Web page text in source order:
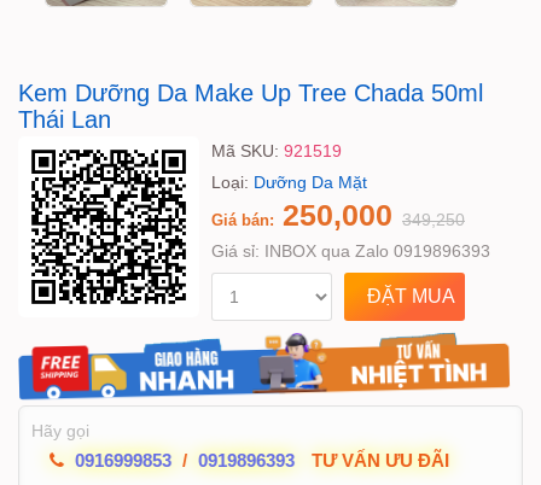
Kem Dưỡng Da Make Up Tree Chada 50ml
Thái Lan
Mã SKU: 921519
Loại: Dưỡng Da Mặt
Giá bán: 250,000 349,250
Giá sỉ: INBOX qua Zalo 0919896393
Hãy gọi
0916999853 / 0919896393
TƯ VẤN ƯU ĐÃI